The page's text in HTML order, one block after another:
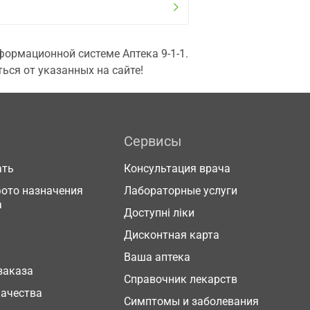
системе Аптека 9-1-1.
от указанных на сайте!
назначения
Сервисы
Консультация врача
Лабораторные услуги
Доступні ліки
Дисконтная карта
Ваша аптека
Справочник лекарств
Симптомы и заболевания